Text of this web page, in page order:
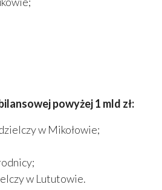
powyżej 1 mld zł:
w Mikołowie;
w Lututowie.